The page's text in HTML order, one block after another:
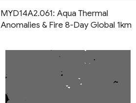
MYD14A2.061: Aqua Thermal
Anomalies & Fire 8-Day Global 1km